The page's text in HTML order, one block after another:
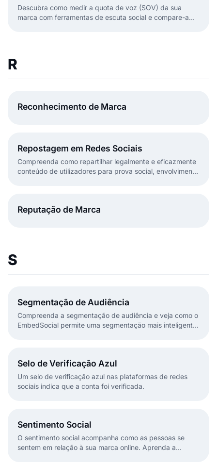
Descubra como medir a quota de voz (SOV) da sua
marca com ferramentas de escuta social e compare-a
R
Reconhecimento de Marca
Repostagem em Redes Sociais
Compreenda como repartilhar legalmente e eficazmente
conteúdo de utilizadores para prova social, envolvimento
Reputação de Marca
S
Segmentação de Audiência
Compreenda a segmentação de audiência e veja como o
EmbedSocial permite uma segmentação mais inteligente
Selo de Verificação Azul
Um selo de verificação azul nas plataformas de redes
sociais indica que a conta foi verificada.
Sentimento Social
O sentimento social acompanha como as pessoas se
sentem em relação à sua marca online. Aprenda a